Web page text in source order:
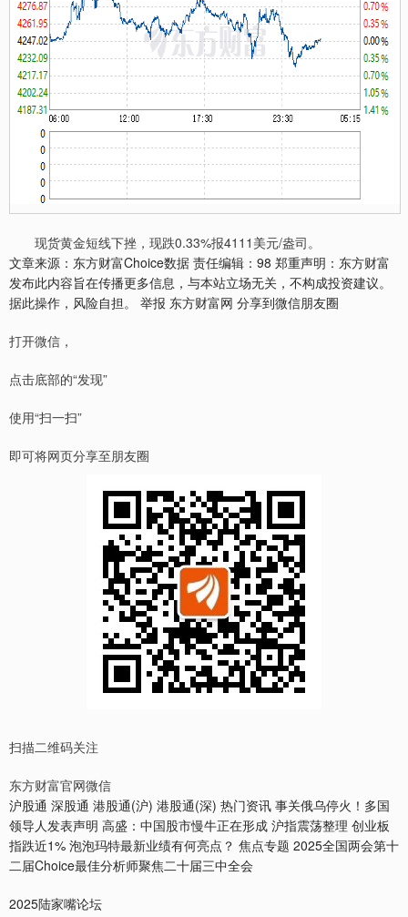
现货黄金短线下挫，现跌0.33%报4111美元/盎司。
文章来源：东方财富Choice数据 责任编辑：98 郑重声明：东方财富
发布此内容旨在传播更多信息，与本站立场无关，不构成投资建议。
据此操作，风险自担。 举报 东方财富网 分享到微信朋友圈
打开微信，
点击底部的“发现”
使用“扫一扫”
即可将网页分享至朋友圈
扫描二维码关注
东方财富官网微信
沪股通 深股通 港股通(沪) 港股通(深) 热门资讯 事关俄乌停火！多国
领导人发表声明 高盛：中国股市慢牛正在形成 沪指震荡整理 创业板
指跌近1% 泡泡玛特最新业绩有何亮点？ 焦点专题 2025全国两会第十
二届Choice最佳分析师聚焦二十届三中全会
2025陆家嘴论坛